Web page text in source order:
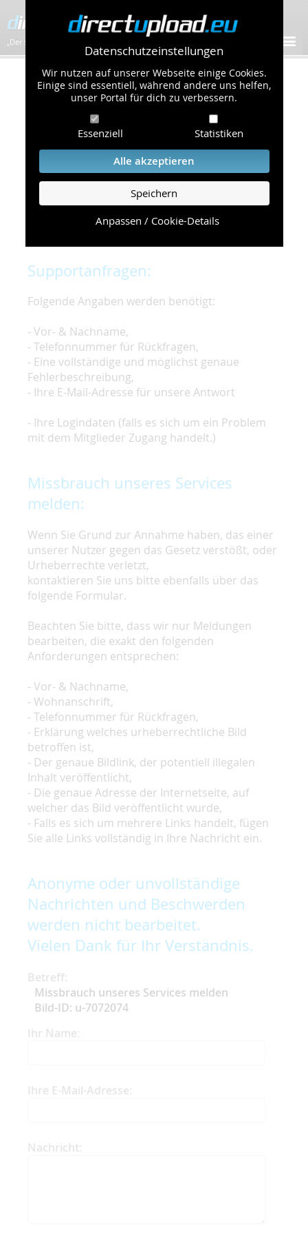
Datenschutzeinstellungen
Wir nutzen auf unserer Webseite einige Cookies.
Einige sind essentiell, während andere uns helfen,
unser Portal für dich zu verbessern.
Essenziell Statistiken
Alle akzeptieren
Speichern
Anpassen / Cookie-Details
„Der schnellste Bilder-Hoster im Web!”
Kontakt & Support
Um eine schnelle und unkomplizierte
Bearbeitung Ihres Problems zu gewährleisten,
bitten wir Sie,
folgende Punkte zu beachten und einzuhalten.
Die schnellste Hilfe finden Sie auf unserer
Seite, die die häufig gestellten Fragen
Supportanfragen:
Folgende Angaben werden benötigt:
- Vor- & Nachname,
- Telefonnummer für Rückfragen,
- Eine vollständige und möglichst genaue
Fehlerbeschreibung,
- Ihre E-Mail-Adresse für unsere Antwort
- Ihre Logindaten (falls es sich um ein Problem
mit dem Mitglieder Zugang handelt.)
Missbrauch unseres Services
melden:
Wenn Sie Grund zur Annahme haben, das einer
unserer Nutzer gegen das Gesetz verstößt, oder
Urheberrechte verletzt,
kontaktieren Sie uns bitte ebenfalls über das
folgende Formular.
Beachten Sie bitte, dass wir nur Meldungen
bearbeiten, die exakt den folgenden
Anforderungen entsprechen:
- Vor- & Nachname,
- Wohnanschrift,
- Telefonnummer für Rückfragen,
- Erklärung welches urheberrechtliche Bild
betroffen ist,
- Der genaue Bildlink, der potentiell illegalen
Inhalt veröffentlicht,
- Die genaue Adresse der Internetseite, auf
welcher das Bild veröffentlicht wurde,
- Falls es sich um mehrere Links handelt, fügen
Sie alle Links vollständig in Ihre Nachricht ein.
Anonyme oder unvollständige
Nachrichten und Beschwerden
werden nicht bearbeitet.
Vielen Dank für Ihr Verständnis.
Betreff:
Missbrauch unseres Services melden
Bild-ID: u-7072074
Ihr Name:
Ihre E-Mail-Adresse:
Nachricht: